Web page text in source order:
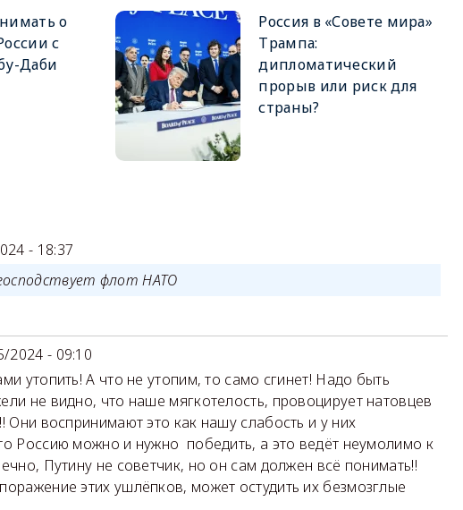
о
с
Даби
Россия в «Совете мира»
Трампа:
дипломатический
прорыв или риск для
страны?
- 18:37
флот НАТО
2024 - 09:10
утопить! А что не утопим, то само сгинет! Надо быть
не видно, что наше мягкотелость, провоцирует натовцев
Они воспринимают это как нашу слабость и у них
Россию можно и нужно победить, а это ведёт неумолимо к
Путину не советчик, но он сам должен всё понимать!!
этих ушлёпков, может остудить их безмозглые